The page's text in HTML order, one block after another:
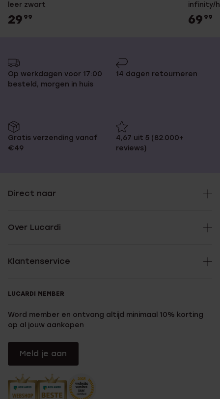
leer zwart
29 99
infinity/
69 99
Op werkdagen voor 17:00
besteld, morgen in huis
14 dagen retourneren
Gratis verzending vanaf
€49
4,67 uit 5 (82.000+
reviews)
Direct naar
Over Lucardi
Klantenservice
LUCARDI MEMBER
Word member en ontvang altijd minimaal 10% korting
op al jouw aankopen
Meld je aan